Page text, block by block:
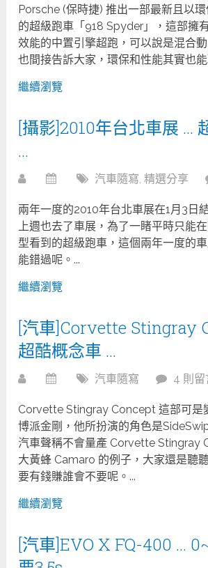
Porsche (保時捷) 推出一部最新且以
的超級跑車「918 Spyder」，這部擁
效能的中置引擎超跑，可以說是混合
也間接告訴大家，環保和性能其實也
繼續瀏覽
[攝影]2010年台北車展 …
…
汽車隨寫,精選分享
兩年一度的2010年台北車展在1月3日
上週也去了車展，為了一睹平時只能
型看到的超級跑車，這個兩年一度的
能錯過呢。...
繼續瀏覽
[汽車]Corvette Stingray
超酷概念車 …
汽車隨寫 4 則留
Corvette Stingray Concept 這部可是
博派金剛，他所扮演的角色是
汽車聲稱不會量產 Corvette Stingray
大黃蜂 Camaro 的例子，大家還是聽
要有錢賺誰會不要呢。...
繼續瀏覽
[汽車]EVO X FQ-400 …